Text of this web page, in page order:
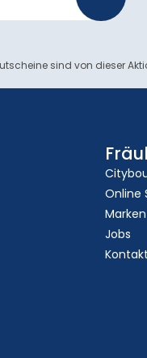
sind von dieser
Online
Marken
Jobs
Kontakt